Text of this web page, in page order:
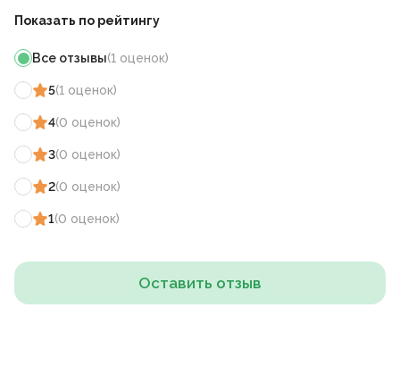
Показать по рейтингу
Все отзывы(1 оценок)
5(1 оценок)
4(0 оценок)
3(0 оценок)
2(0 оценок)
1(0 оценок)
Оставить отзыв